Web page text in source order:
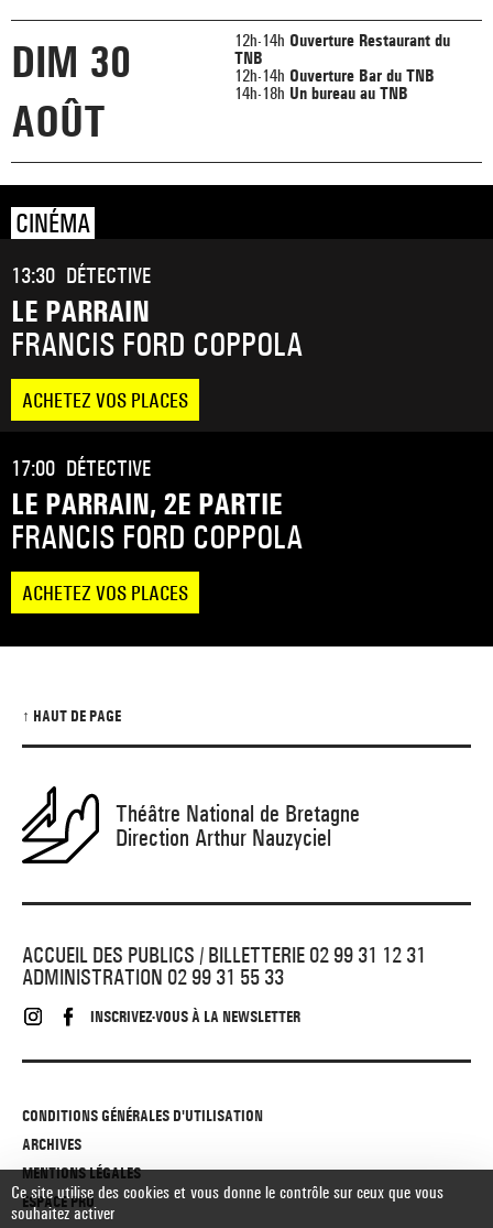
DIM 30
AOÛT
12h-14h Ouverture Restaurant du
TNB
12h-14h Ouverture Bar du TNB
14h-18h Un bureau au TNB
CINÉMA
13:30 DÉTECTIVE
LE PARRAIN
FRANCIS FORD COPPOLA
ACHETEZ VOS PLACES
17:00 DÉTECTIVE
LE PARRAIN, 2E PARTIE
FRANCIS FORD COPPOLA
ACHETEZ VOS PLACES
↑ HAUT DE PAGE
Théâtre National de Bretagne
Direction Arthur Nauzyciel
ACCUEIL DES PUBLICS / BILLETTERIE 02 99 31 12 31
ADMINISTRATION 02 99 31 55 33
INSCRIVEZ-VOUS À LA NEWSLETTER
CONDITIONS GÉNÉRALES D'UTILISATION
ARCHIVES
MENTIONS LÉGALES
ESPACE PRO
Ce site utilise des cookies et vous donne le contrôle sur ceux que vous
souhaitez activer